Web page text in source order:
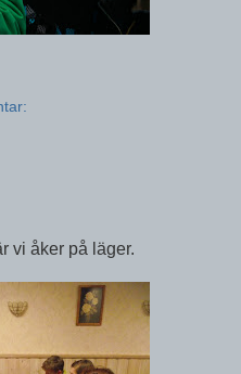
vi åker på läger.